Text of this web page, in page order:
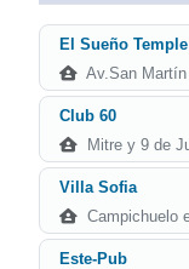
El Sueño Temple
Av.San
Club 60
Mitre y 9 de
Villa Sofia
Campichuelo
Este-Pub